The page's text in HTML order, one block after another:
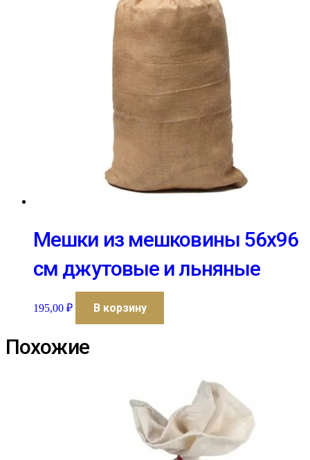
Мешки из мешковины 56х96
см джутовые и льняные
195,00 ₽ В корзину
Похожие